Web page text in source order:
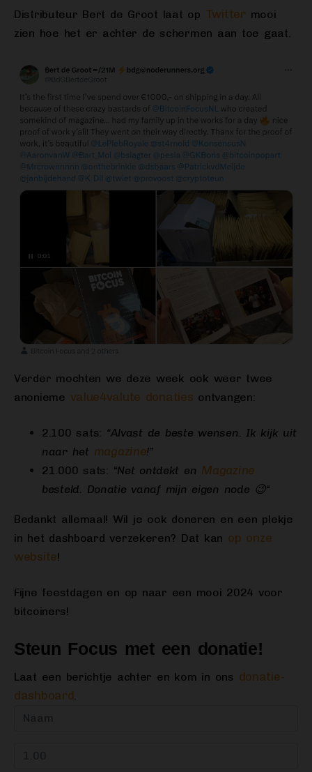
Distributeur Bert de Groot laat op Twittermooi
zien hoe het er achter de schermen aan toe gaat.
Verder mochten we deze week ook weer twee
anonieme value4valute donaties ontvangen:
2.100 sats: “Alvast de beste wensen. Ik kijk uit
naar het magazine!”
21.000 sats: “Net ontdekt en Magazine
besteld. Donatie vanaf mijn eigen node 😉“
Bedankt allemaal! Wil je ook doneren en een plekje
in het dashboard verzekeren? Dat kan op onze
website!
Fijne feestdagen en op naar een mooi 2024 voor
bitcoiners!
Steun Focus met een donatie!
Laat een berichtje achter en kom in ons donatie-
dashboard.